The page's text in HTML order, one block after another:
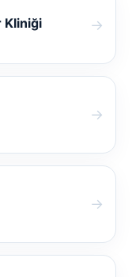
Kliniği →
→
→